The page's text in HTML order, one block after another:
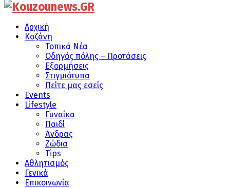
Αρχική
Κοζάνη
Τοπικά Νέα
Οδηγός πόλης – Προτάσεις
Εξορμήσεις
Στιγμιότυπα
Πείτε μας εσείς
Events
Lifestyle
Γυναίκα
Παιδί
Άνδρας
Ζώδια
Tips
Αθλητισμός
Γενικά
Επικοινωνία